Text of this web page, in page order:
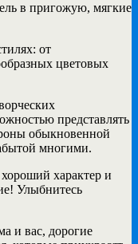
в пригожую, мягкие
от
цветовых
представлять
обыкновенной
многими.
характер и
Улыбнитесь
и вас, дорогие